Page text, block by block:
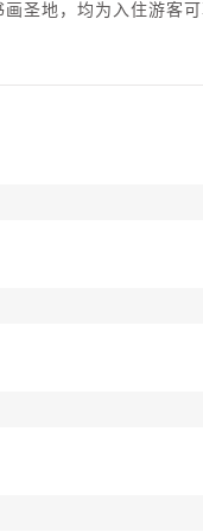
圣地，均为入住游客可